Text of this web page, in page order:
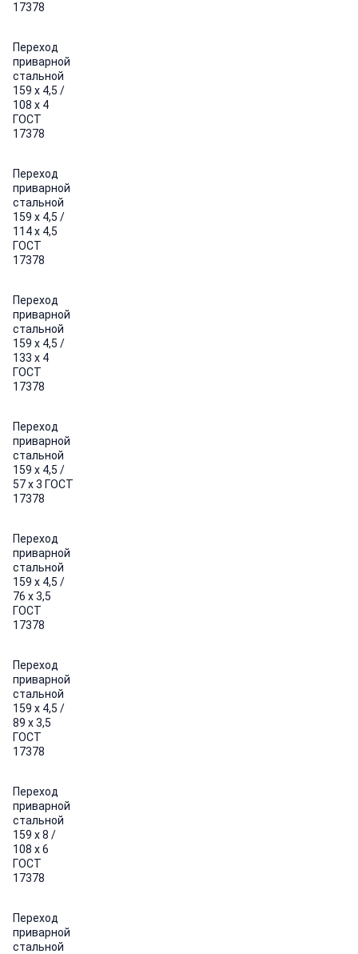
17378
Переход
приварной
стальной
159 х 4,5 /
108 х 4
ГОСТ
17378
Переход
приварной
стальной
159 х 4,5 /
114 х 4,5
ГОСТ
17378
Переход
приварной
стальной
159 х 4,5 /
133 х 4
ГОСТ
17378
Переход
приварной
стальной
159 х 4,5 /
57 х 3 ГОСТ
17378
Переход
приварной
стальной
159 х 4,5 /
76 х 3,5
ГОСТ
17378
Переход
приварной
стальной
159 х 4,5 /
89 х 3,5
ГОСТ
17378
Переход
приварной
стальной
159 х 8 /
108 х 6
ГОСТ
17378
Переход
приварной
стальной